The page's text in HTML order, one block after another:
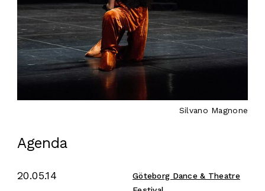
Silvano Magnone
Agenda
20.05.14
Göteborg Dance & Theatre